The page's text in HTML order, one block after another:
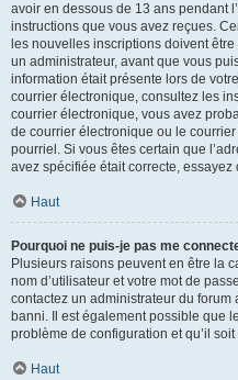
avoir en dessous de 13 ans pendant
instructions que vous avez reçues.
les nouvelles inscriptions doivent
un administrateur, avant que vous
information était présente lors de
courrier électronique, consultez les
courrier électronique, vous avez
de courrier électronique ou le
pourriel. Si vous êtes certain que
avez spécifiée était correcte,
Haut
Pourquoi ne puis-je pas me
Plusieurs raisons peuvent en être la
nom d’utilisateur et votre mot de
contactez un administrateur du
banni. Il est également possible que
problème de configuration et qu’il
Haut